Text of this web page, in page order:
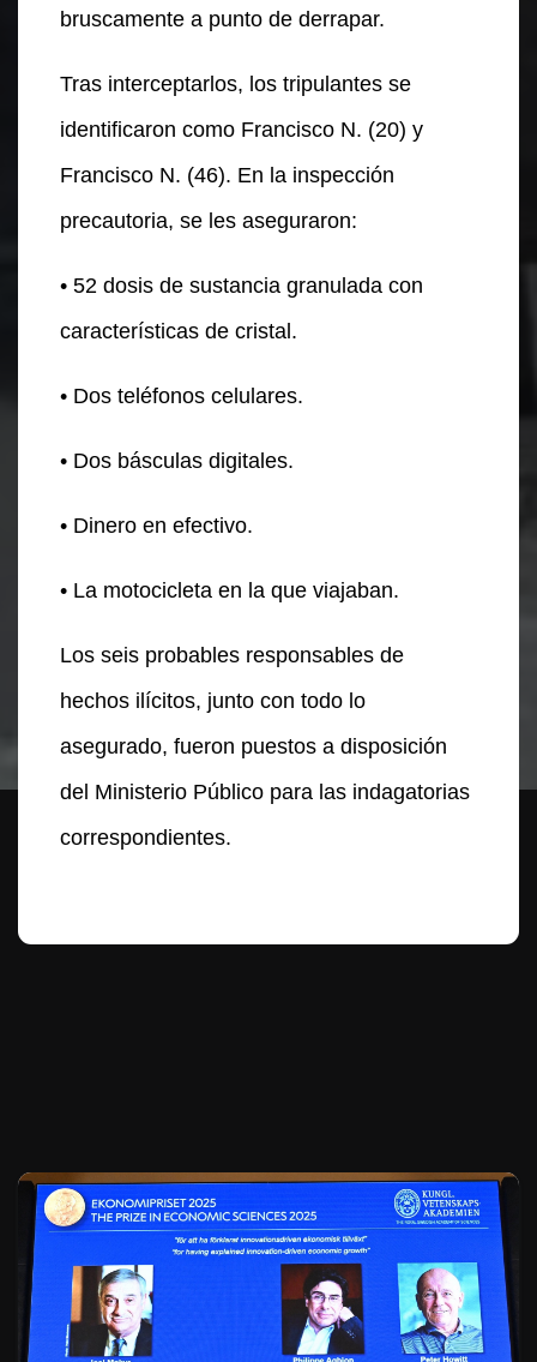
bruscamente a punto de derrapar.
Tras interceptarlos, los tripulantes se
identificaron como Francisco N. (20) y
Francisco N. (46). En la inspección
precautoria, se les aseguraron:
• 52 dosis de sustancia granulada con
características de cristal.
• Dos teléfonos celulares.
• Dos básculas digitales.
• Dinero en efectivo.
• La motocicleta en la que viajaban.
Los seis probables responsables de
hechos ilícitos, junto con todo lo
asegurado, fueron puestos a disposición
del Ministerio Público para las indagatorias
correspondientes.